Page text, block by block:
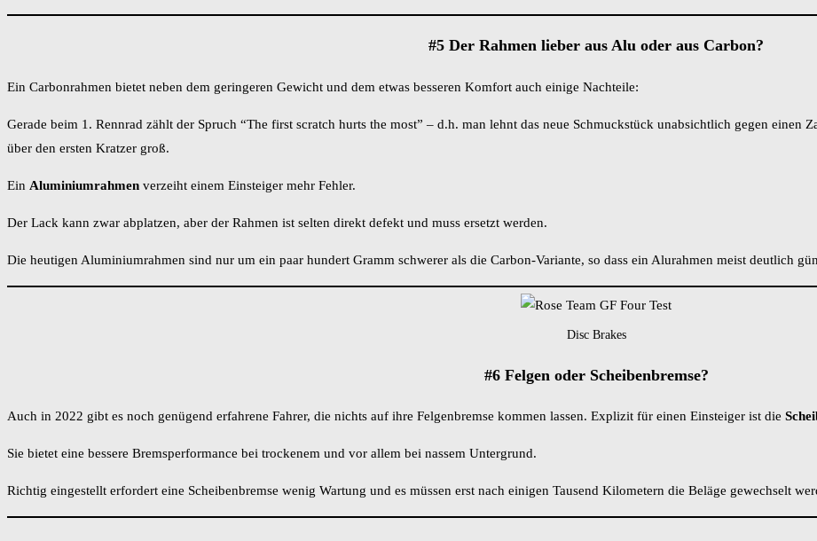
#5 Der Rahmen lieber aus Alu oder aus Carbon?
Ein Carbonrahmen bietet neben dem geringeren Gewicht und dem etwas besseren Komfort auch einige Nachteile:
Gerade beim 1. Rennrad zählt der Spruch “The first scratch hurts the most” – d.h. man lehnt das neue Schmuckstück unabsichtlich gegen einen
über den ersten Kratzer groß.
Ein Aluminiumrahmen verzeiht einem Einsteiger mehr Fehler.
Der Lack kann zwar abplatzen, aber der Rahmen ist selten direkt defekt und muss ersetzt werden.
Die heutigen Aluminiumrahmen sind nur um ein paar hundert Gramm schwerer als die Carbon-Variante, so dass ein Alurahmen meist deutlich
Disc Brakes
#6 Felgen oder Scheibenbremse?
Auch in 2022 gibt es noch genügend erfahrene Fahrer, die nichts auf ihre Felgenbremse kommen lassen. Explizit für einen Einsteiger ist die
Sie bietet eine bessere Bremsperformance bei trockenem und vor allem bei nassem Untergrund.
Richtig eingestellt erfordert eine Scheibenbremse wenig Wartung und es müssen erst nach einigen Tausend Kilometern die Beläge gewechselt